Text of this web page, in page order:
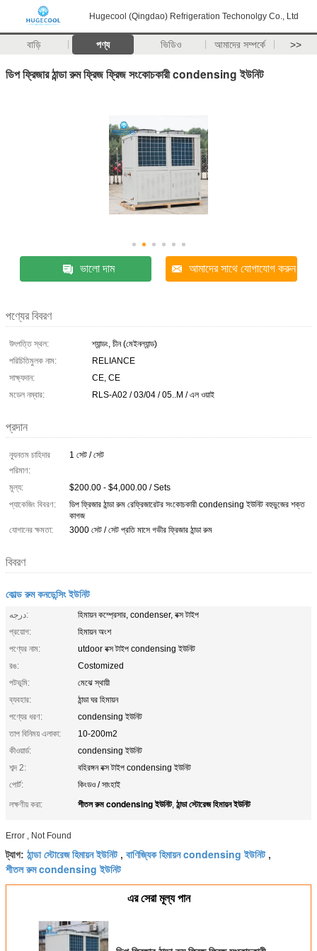
Hugecool (Qingdao) Refrigeration Techonolgy Co., Ltd
বাড়ি পণ্য ভিডিও আমাদের সম্পর্কে >>
ডিপ ফ্রিজার ঠান্ডা রুম ফ্রিজ ফ্রিজ সংকোচকারী condensing ইউনিট
ভালো দাম আমাদের সাথে যোগাযোগ করুন
পণ্যের বিবরণ
উৎপত্তি স্থল:
শ্যান্ডং, চীন (মেইনল্যান্ড)
পরিচিতিমুলক নাম:
RELIANCE
সাক্ষ্যদান:
CE, CE
মডেল নম্বার:
RLS-A02 / 03/04 / 05..M / এল ওয়াই
প্রদান
ন্যূনতম চাহিদার
পরিমাণ:
1 সেট / সেট
মূল্য:
$200.00 - $4,000.00 / Sets
প্যাকেজিং বিবরণ:
ডিপ ফ্রিজার ঠান্ডা রুম রেফ্রিজারেটর সংকোচকারী condensing ইউনিট বহুভুজের শক্ত
কাগজ
যোগানের ক্ষমতা:
3000 সেট / সেট প্রতি মাসে গভীর ফ্রিজার ঠান্ডা রুম
বিবরণ
কোল্ড রুম কনডেন্সিং ইউনিট
درجه:
হিমায়ন কম্প্রেসার, condenser, বক্স টাইপ
প্রয়োগ:
হিমায়ন অংশ
পণ্যের নাম:
utdoor বক্স টাইপ condensing ইউনিট
রঙ:
Costomized
পটভূমি:
মেঝে স্থায়ী
ব্যবহার:
ঠান্ডা ঘর হিমায়ন
পণ্যের ধরণ:
condensing ইউনিট
তাপ বিনিময় এলাকা:
10-200m2
কীওয়ার্ড:
condensing ইউনিট
শব্দ 2:
বহিরঙ্গন বক্স টাইপ condensing ইউনিট
পোর্ট:
কিংডও / সাংহাই
লক্ষণীয় করা:
শীতল রুম condensing ইউনিট, ঠান্ডা স্টোরেজ হিমায়ন ইউনিট
Error , Not Found
ট্যাগ: ঠান্ডা স্টোরেজ হিমায়ন ইউনিট, বাণিজ্যিক হিমায়ন condensing ইউনিট,
শীতল রুম condensing ইউনিট
এর সেরা মূল্য পান